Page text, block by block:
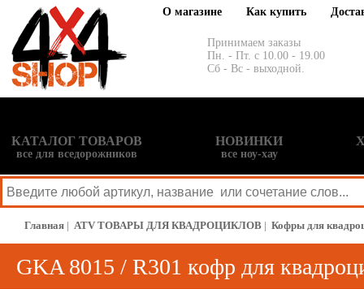
О магазине Как купить
Принимаем заказы
Пн. - Пт. с 10.00 - 19.00
Сб - Вс - выходной.
КАТАЛОГ ТОВАРОВ
все для вседорожников
НОВИНКИ
все ноу-хау
Главная | ATV ТОВАРЫ ДЛЯ КВАДРОЦИКЛОВ | Кофры для
GKA 8015 / R301 кофр для